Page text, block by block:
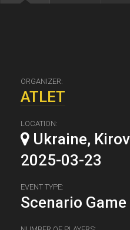
ORGANIZER:
ATLEТ
LOCATION:
Ukraine,
2025-03-23
EVENT TYPE:
Scenario Game